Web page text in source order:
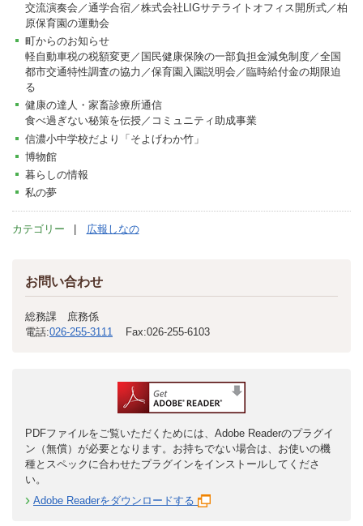
交流演奏会／通学合宿／株式会社LIGサテライトオフィス開所式／柏
原保育園の運動会
町からのお知らせ
軽自動車税の税額変更／国民健康保険の一部負担金減免制度／全国
都市交通特性調査の協力／保育園入園説明会／臨時給付金の期限迫
る
健康の達人・家畜診療所通信
食べ過ぎない秘策を伝授／コミュニティ助成事業
信濃小中学校だより「そよげわか竹」
博物館
暮らしの情報
私の夢
カテゴリー 広報しなの
お問い合わせ
総務課 庶務係
電話:026-255-3111 Fax:026-255-6103
PDFファイルをご覧いただくためには、Adobe Readerのプラグイ
ン（無償）が必要となります。お持ちでない場合は、お使いの機
種とスペックに合わせたプラグインをインストールしてくださ
い。
Adobe Readerをダウンロードする